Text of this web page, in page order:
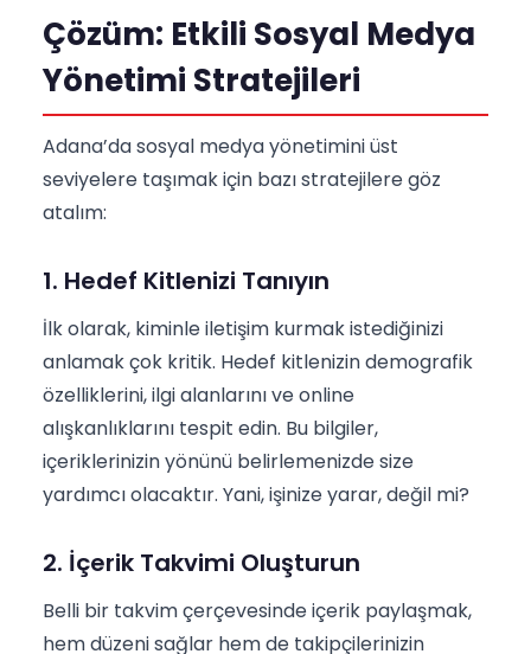
Çözüm: Etkili Sosyal Medya
Yönetimi Stratejileri
Adana’da sosyal medya yönetimini üst
seviyelere taşımak için bazı stratejilere göz
atalım:
1. Hedef Kitlenizi Tanıyın
İlk olarak, kiminle iletişim kurmak istediğinizi
anlamak çok kritik. Hedef kitlenizin demografik
özelliklerini, ilgi alanlarını ve online
alışkanlıklarını tespit edin. Bu bilgiler,
içeriklerinizin yönünü belirlemenizde size
yardımcı olacaktır. Yani, işinize yarar, değil mi?
2. İçerik Takvimi Oluşturun
Belli bir takvim çerçevesinde içerik paylaşmak,
hem düzeni sağlar hem de takipçilerinizin